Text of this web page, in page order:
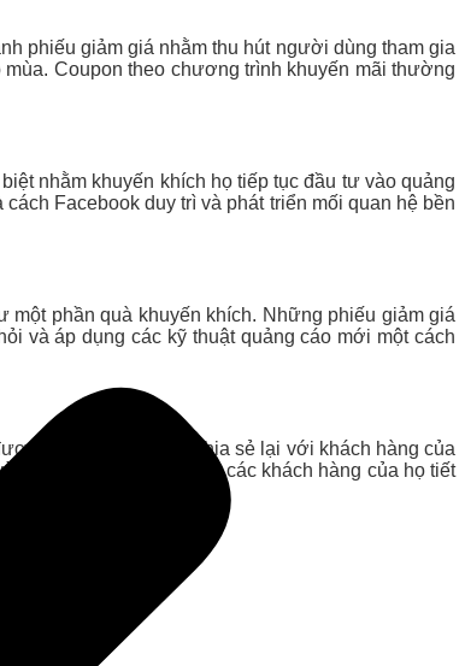
phiếu giảm giá nhằm thu hút người dùng tham gia
Coupon theo chương trình khuyến mãi thường
nhằm khuyến khích họ tiếp tục đầu tư vào quảng
Facebook duy trì và phát triển mối quan hệ bền
phần quà khuyến khích. Những phiếu giảm giá
và áp dụng các kỹ thuật quảng cáo mới một cách
coupon và có thể chia sẻ lại với khách hàng của
đối tác mà còn giúp các khách hàng của họ tiết